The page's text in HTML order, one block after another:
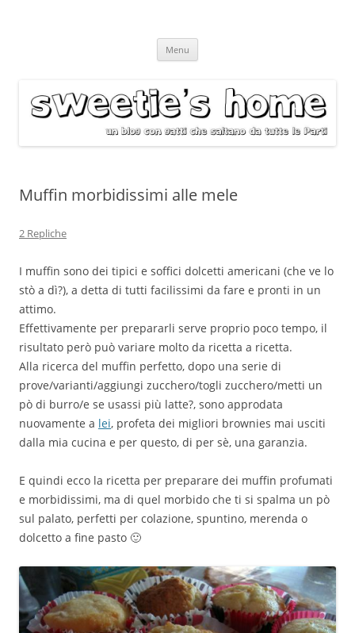
Menu
Muffin morbidissimi alle mele
2 Repliche
I muffin sono dei tipici e soffici dolcetti americani (che ve lo
stò a dì?), a detta di tutti facilissimi da fare e pronti in un
attimo.
Effettivamente per prepararli serve proprio poco tempo, il
risultato però può variare molto da ricetta a ricetta.
Alla ricerca del muffin perfetto, dopo una serie di
prove/varianti/aggiungi zucchero/togli zucchero/metti un
pò di burro/e se usassi più latte?, sono approdata
nuovamente a lei, profeta dei migliori brownies mai usciti
dalla mia cucina e per questo, di per sè, una garanzia.
E quindi ecco la ricetta per preparare dei muffin profumati
e morbidissimi, ma di quel morbido che ti si spalma un pò
sul palato, perfetti per colazione, spuntino, merenda o
dolcetto a fine pasto 🙂